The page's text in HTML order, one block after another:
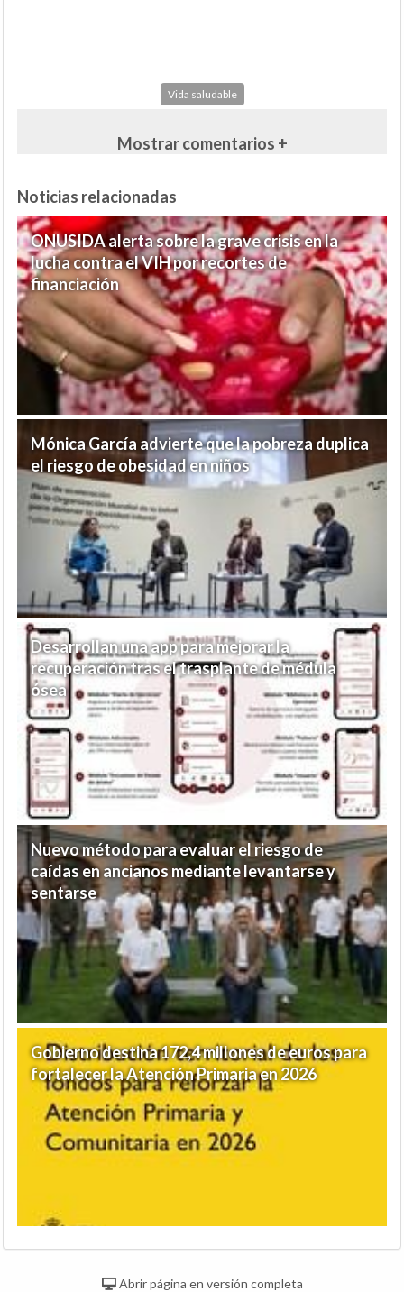
Vida saludable
Mostrar comentarios +
Noticias relacionadas
ONUSIDA alerta sobre la grave crisis en la
lucha contra el VIH por recortes de
financiación
Mónica García advierte que la pobreza duplica
el riesgo de obesidad en niños
Desarrollan una app para mejorar la
recuperación tras el trasplante de médula
ósea
Nuevo método para evaluar el riesgo de
caídas en ancianos mediante levantarse y
sentarse
Gobierno destina 172,4 millones de euros para
fortalecer la Atención Primaria en 2026
Abrir página en versión completa